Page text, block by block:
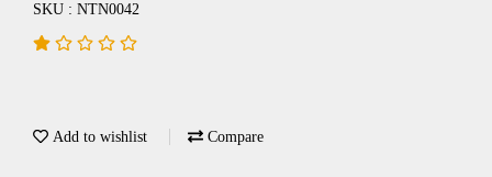
SKU : NTN0042
Add to wishlist Compare